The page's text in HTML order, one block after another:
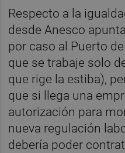
Respecto a la
desde Anesco
por caso al Puerto
que se trabaje solo
que rige la estiba),
que si llega una
autorización para
nueva regulación
debería poder